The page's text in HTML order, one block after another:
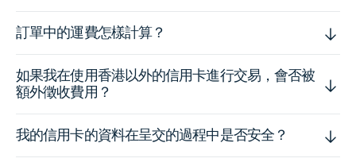
訂單中的運費怎樣計算？
如果我在使用香港以外的信用卡進行交易，會否被
額外徵收費用？
我的信用卡的資料在呈交的過程中是否安全？